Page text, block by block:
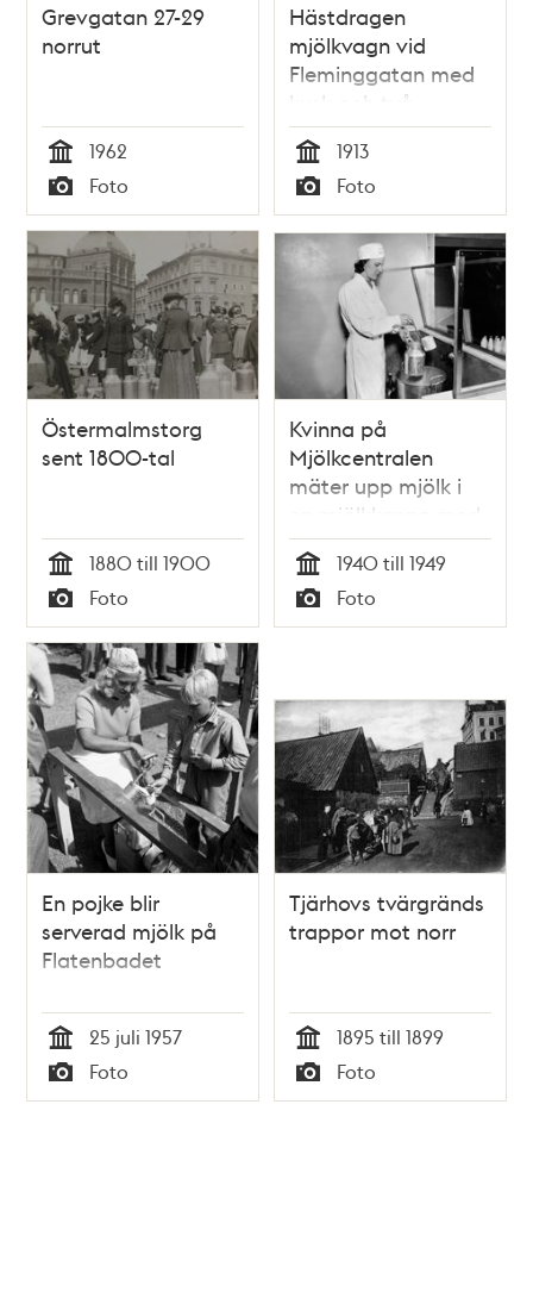
Grevgatan 27-29
norrut
Tid
1962
Typ
Foto
Hästdragen
mjölkvagn vid
Fleminggatan med
kusk och två
kvinnliga biträden.
Tid
1913
Typ
Foto
Östermalmstorg
sent 1800-tal
Tid
1880 till 1900
Typ
Foto
Kvinna på
Mjölkcentralen
mäter upp mjölk i
en mjölkkanna med
ett så kallat
långskaft.
Tid
1940 till 1949
Typ
Foto
En pojke blir
serverad mjölk på
Flatenbadet
Tid
25 juli 1957
Typ
Foto
Tjärhovs tvärgränds
trappor mot norr
Tid
1895 till 1899
Typ
Foto